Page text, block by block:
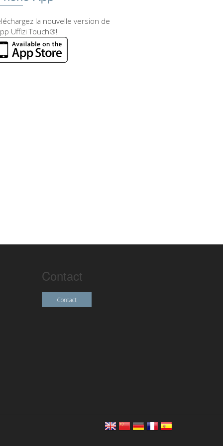
la nouvelle version de
Uffizi Touch®!
Contact
Contact